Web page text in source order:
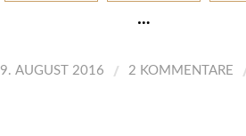
…
9. AUGUST 2016 / 2 KOMMENTARE